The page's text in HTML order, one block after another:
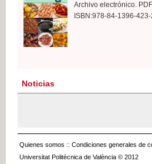
Archivo electrónico.
ISBN:978-84-1396-423-
Noticias
Quienes somos :: Condiciones generales de
Universitat Politècnica de València © 2012